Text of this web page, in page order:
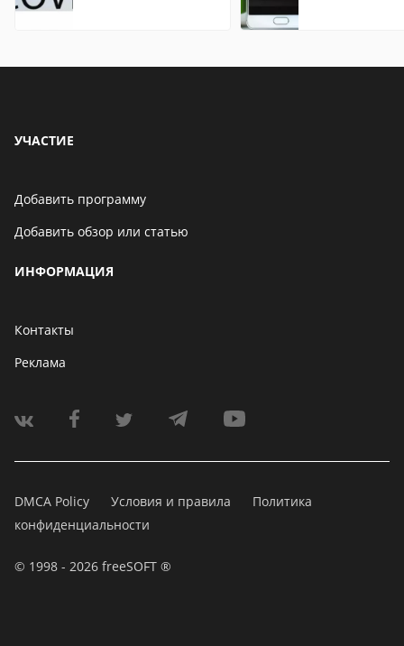
УЧАСТИЕ
Добавить программу
Добавить обзор или статью
ИНФОРМАЦИЯ
Контакты
Реклама
DMCA Policy Условия и правила
Политика
конфиденциальности
© 1998 - 2026 freeSOFT ®